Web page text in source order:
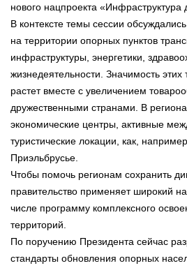
нового нацпроекта «Инфраструктура
В контексте темы сессии
на территории опорных пунктов
инфраструктуры, энергетики,
жизнедеятельности. Значимость этих
растет вместе с увеличением
дружественными странами. В
экономические центры, активные
туристические локации, как,
Приэльбрусье.
Чтобы помочь регионам сохранить
правительство применяет широкий
числе программу комплексного
территорий.
По поручению Президента сейчас
стандарты обновления опорных